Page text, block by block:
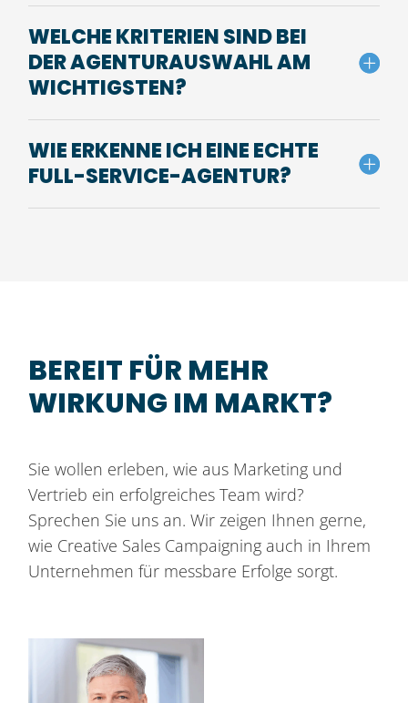
WELCHE KRITERIEN SIND BEI
DER AGENTURAUSWAHL AM
WICHTIGSTEN?
WIE ERKENNE ICH EINE ECHTE
FULL-SERVICE-AGENTUR?
BEREIT FÜR MEHR
WIRKUNG IM MARKT?
Sie wollen erleben, wie aus Marketing und
Vertrieb ein erfolgreiches Team wird?
Sprechen Sie uns an. Wir zeigen Ihnen gerne,
wie Creative Sales Campaigning auch in Ihrem
Unternehmen für messbare Erfolge sorgt.